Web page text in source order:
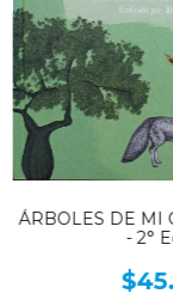
ÁRBOLES DE MI
- 2°